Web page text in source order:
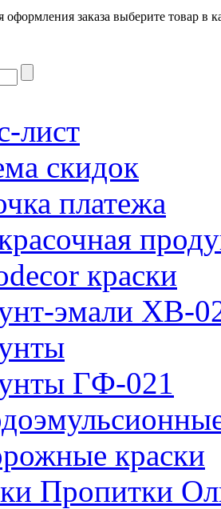
заказа выберите товар в
лист
скидок
платежа
краски
эмали ХВ-
ГФ-021
краски
Пропитки